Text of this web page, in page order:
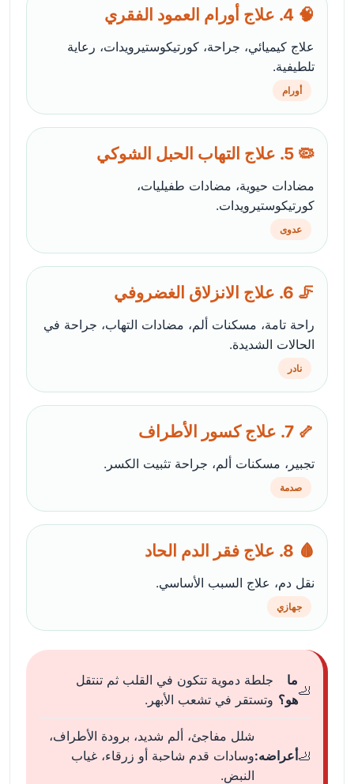
🧠 4. علاج أورام العمود الفقري
علاج كيميائي، جراحة، كورتيكوستيرويدات، رعاية
تلطيفية.
أورام
🦠 5. علاج التهاب الحبل الشوكي
مضادات حيوية، مضادات طفيليات،
كورتيكوستيرويدات.
عدوى
🦵 6. علاج الانزلاق الغضروفي
راحة تامة، مسكنات ألم، مضادات التهاب، جراحة في
الحالات الشديدة.
نادر
🦴 7. علاج كسور الأطراف
تجبير، مسكنات ألم، جراحة تثبيت الكسر.
صدمة
🩸 8. علاج فقر الدم الحاد
نقل دم، علاج السبب الأساسي.
جهازي
ما
هو؟
جلطة دموية تتكون في القلب ثم تنتقل
وتستقر في تشعب الأبهر.
أعراضه:
شلل مفاجئ، ألم شديد، برودة الأطراف،
وسادات قدم شاحبة أو زرقاء، غياب
النبض.